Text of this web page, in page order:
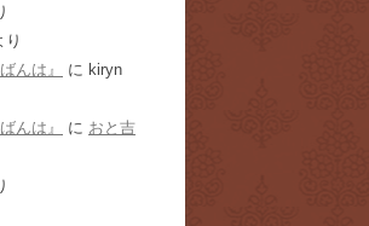
り
んは』
に kiryn
んは』
に おと吉